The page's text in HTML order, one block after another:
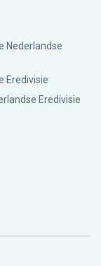
Nederlandse
Eredivisie
Eredivisie